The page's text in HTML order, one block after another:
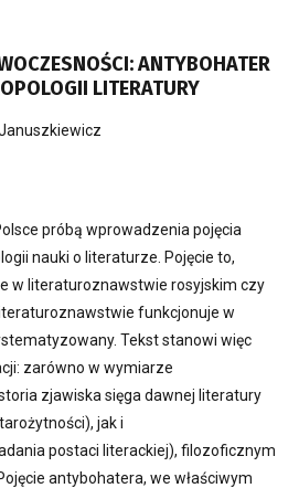
ANTYBOHATER
LITERATURY
próbą wprowadzenia pojęcia
nauki o literaturze. Pojęcie to,
w literaturoznawstwie rosyjskim czy
funkcjonuje w
Tekst stanowi więc
zarówno w wymiarze
zjawiska sięga dawnej literatury
jak i
postaci literackiej), filozoficznym
antybohatera, we właściwym